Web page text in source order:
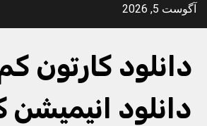
Skipآگوست 5, 2026
دانلود کارتون
دانلود